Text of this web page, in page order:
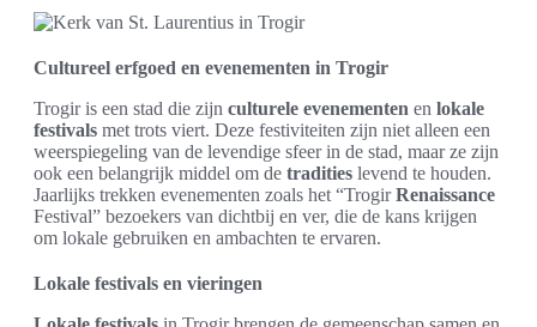
Cultureel erfgoed en evenementen in Trogir
Trogir is een stad die zijn culturele evenementen en lokale
festivals met trots viert. Deze festiviteiten zijn niet alleen een
weerspiegeling van de levendige sfeer in de stad, maar ze zijn
ook een belangrijk middel om de tradities levend te houden.
Jaarlijks trekken evenementen zoals het “TrogirRenaissance
Festival” bezoekers van dichtbij en ver, die de kans krijgen
om lokale gebruiken en ambachten te ervaren.
Lokale festivals en vieringen